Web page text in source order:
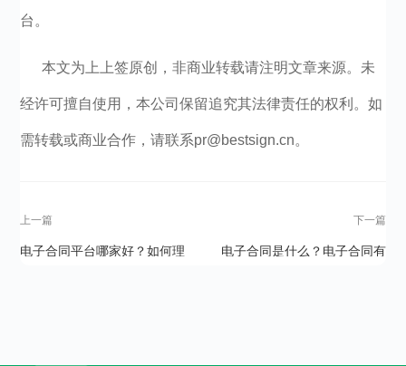
台。
本文为上上签原创，非商业转载请注明文章来源。未
经许可擅自使用，本公司保留追究其法律责任的权利。如
需转载或商业合作，请联系pr@bestsign.cn。
上一篇
电子合同平台哪家好？如何理
下一篇
电子合同是什么？电子合同有